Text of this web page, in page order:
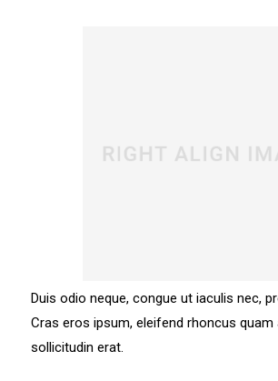
Duis odio neque, congue ut iaculis nec,
Cras eros ipsum, eleifend rhoncus quam
sollicitudin erat.